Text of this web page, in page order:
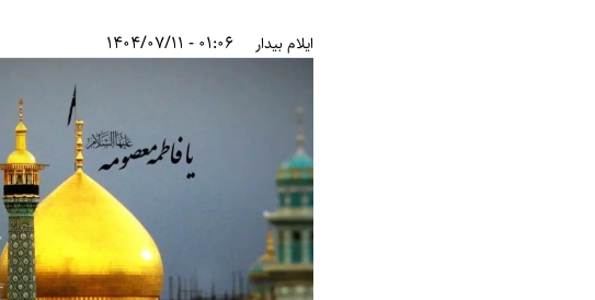
ایلام بیدار 01:06 - 1404/07/11